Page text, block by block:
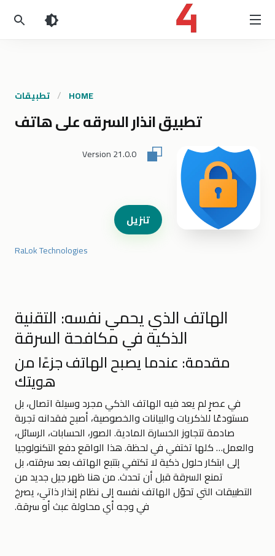
HOME تطبيقات
تطبيق انذار السرقه على هاتف
Version21.0.0
تنزيل
RaLok Technologies
الهاتف الذي يحمي نفسه: التقنية
الذكية في مكافحة السرقة
مقدمة: عندما يصبح الهاتف جزءًا من
هويتك
في عصرٍ لم يعد فيه الهاتف الذكي مجرد وسيلة اتصال، بل
مستودعًا للذكريات والبيانات والخصوصية، أصبح فقدانه تجربة
صادمة تتجاوز الخسارة المادية. الصور، الحسابات، الرسائل،
والعمل… كلها تختفي في لحظة. هذا الواقع دفع التكنولوجيا
إلى ابتكار حلول ذكية لا تكتفي بتتبع الهاتف بعد سرقته، بل
تمنع السرقة قبل أن تحدث. من هنا ظهر جيل جديد من
التطبيقات التي تحوّل الهاتف نفسه إلى نظام إنذار ذاتي، يصرخ
في وجه أي محاولة عبث أو سرقة.